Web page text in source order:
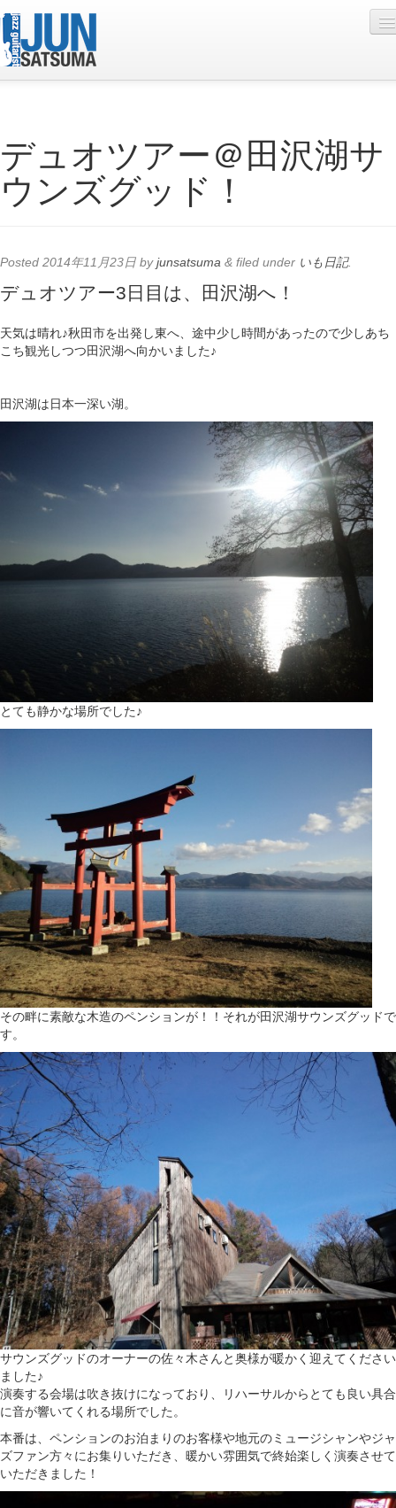
Live Schedule
Discography
Contact
Online Lesson
デュオツアー＠田沢湖サ
ウンズグッド！
Posted 2014年11月23日 byjunsatsuma & filed under いも日記.
デュオツアー3日目は、田沢湖へ！
天気は晴れ♪秋田市を出発し東へ、途中少し時間があったので少しあち
こち観光しつつ田沢湖へ向かいました♪
田沢湖は日本一深い湖。
とても静かな場所でした♪
その畔に素敵な木造のペンションが！！それが田沢湖サウンズグッドで
す。
サウンズグッドのオーナーの佐々木さんと奥様が暖かく迎えてください
ました♪
演奏する会場は吹き抜けになっており、リハーサルからとても良い具合
に音が響いてくれる場所でした。
本番は、ペンションのお泊まりのお客様や地元のミュージシャンやジャ
ズファン方々にお集りいただき、暖かい雰囲気で終始楽しく演奏させて
いただきました！